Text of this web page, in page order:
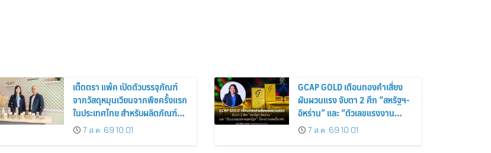
เต็ดตรา แพ้ค เปิดตัวบรรจุภัณฑ์
จากวัสดุหมุนเวียนจากพืชครั้งแรก
ในประเทศไทย สำหรับผลิตภัณฑ์นม
เชียงใหม่ เฟรชมิลค์
7 ส.ค. 69 10:01
GCAP GOLD เตือนทองคำเสี่ยง
ผันผวนแรง จับตา 2 ศึก “สหรัฐฯ-
อิหร่าน” และ “ตัวเลขแรงงาน
สหรัฐฯ” ชี้ชะตาดอกเบี้ยเฟด
7 ส.ค. 69 10:01